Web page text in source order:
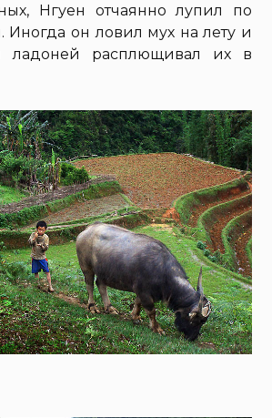
Нгуен отчаянно лупил по
он ловил мух на лету и
ладоней расплющивал их в